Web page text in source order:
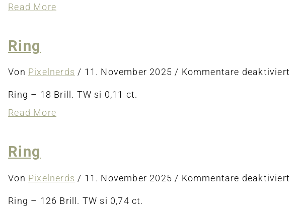
Read Moreabout
Ring
Von Pixelnerds / 11. November 2025 / Kommentare deaktiviert
Ring – 18 Brill. TW si 0,11 ct.
Read Moreabout
Ring
Von Pixelnerds / 11. November 2025 / Kommentare deaktiviert
Ring – 126 Brill. TW si 0,74 ct.